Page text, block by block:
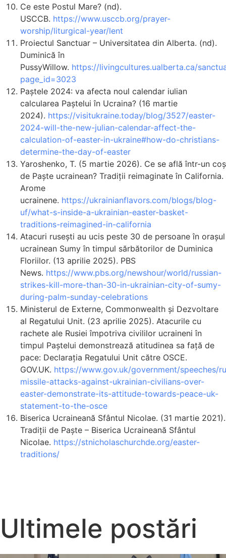
Ce este Postul Mare? (nd).
USCCB. https://www.usccb.org/prayer-
worship/liturgical-year/lent
Proiectul Sanctuar – Universitatea din Alberta. (nd).
Duminică în
PussyWillow. https://livingcultures.ualberta.ca/
page_id=3023
Paștele 2024: va afecta noul calendar iulian
calcularea Paștelui în Ucraina? (16 martie
2024). https://visitukraine.today/blog/3527/easter-
2024-will-the-new-julian-calendar-affect-the-
calculation-of-easter-in-ukraine#how-do-christians-
determine-the-day-of-easter
Yaroshenko, T. (5 martie 2026). Ce se află într-un coș
de Paște ucrainean? Tradiții reimaginate în California.
Arome
ucrainene. https://ukrainianflavors.com/blogs/blog-
uf/what-s-inside-a-ukrainian-easter-basket-
traditions-reimagined-in-california
Atacuri rusești au ucis peste 30 de persoane în orașul
ucrainean Sumy în timpul sărbătorilor de Duminica
Floriilor. (13 aprilie 2025). PBS
News. https://www.pbs.org/newshour/world/russian-
strikes-kill-more-than-30-in-ukrainian-city-of-sumy-
during-palm-sunday-celebrations
Ministerul de Externe, Commonwealth și Dezvoltare
al Regatului Unit. (23 aprilie 2025). Atacurile cu
rachete ale Rusiei împotriva civililor ucraineni în
timpul Paștelui demonstrează atitudinea sa față de
pace: Declarația Regatului Unit către OSCE.
GOV.UK. https://www.gov.uk/government/speeches/
missile-attacks-against-ukrainian-civilians-over-
easter-demonstrate-its-attitude-towards-peace-uk-
statement-to-the-osce
Biserica Ucraineană Sfântul Nicolae. (31 martie 2021).
Tradiții de Paște – Biserica Ucraineană Sfântul
Nicolae. https://stnicholaschurchde.org/easter-
traditions/
Ultimele postări